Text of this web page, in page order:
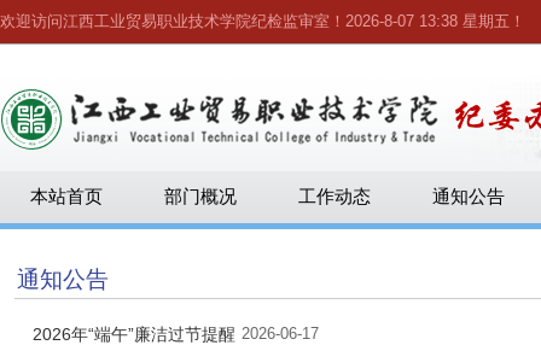
欢迎访问江西工业贸易职业技术学院纪检监审室！ 2026-8-07 13:38 星期五 ！
本站首页 部门概况 工作动态 通知公告
通知公告
2026年“端午”廉洁过节提醒 2026-06-17